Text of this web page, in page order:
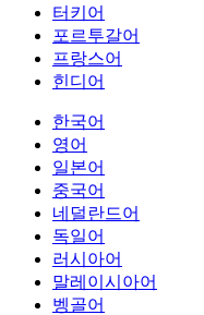
터키어
포르투갈어
프랑스어
힌디어
한국어
영어
일본어
중국어
네덜란드어
독일어
러시아어
말레이시아어
벵골어